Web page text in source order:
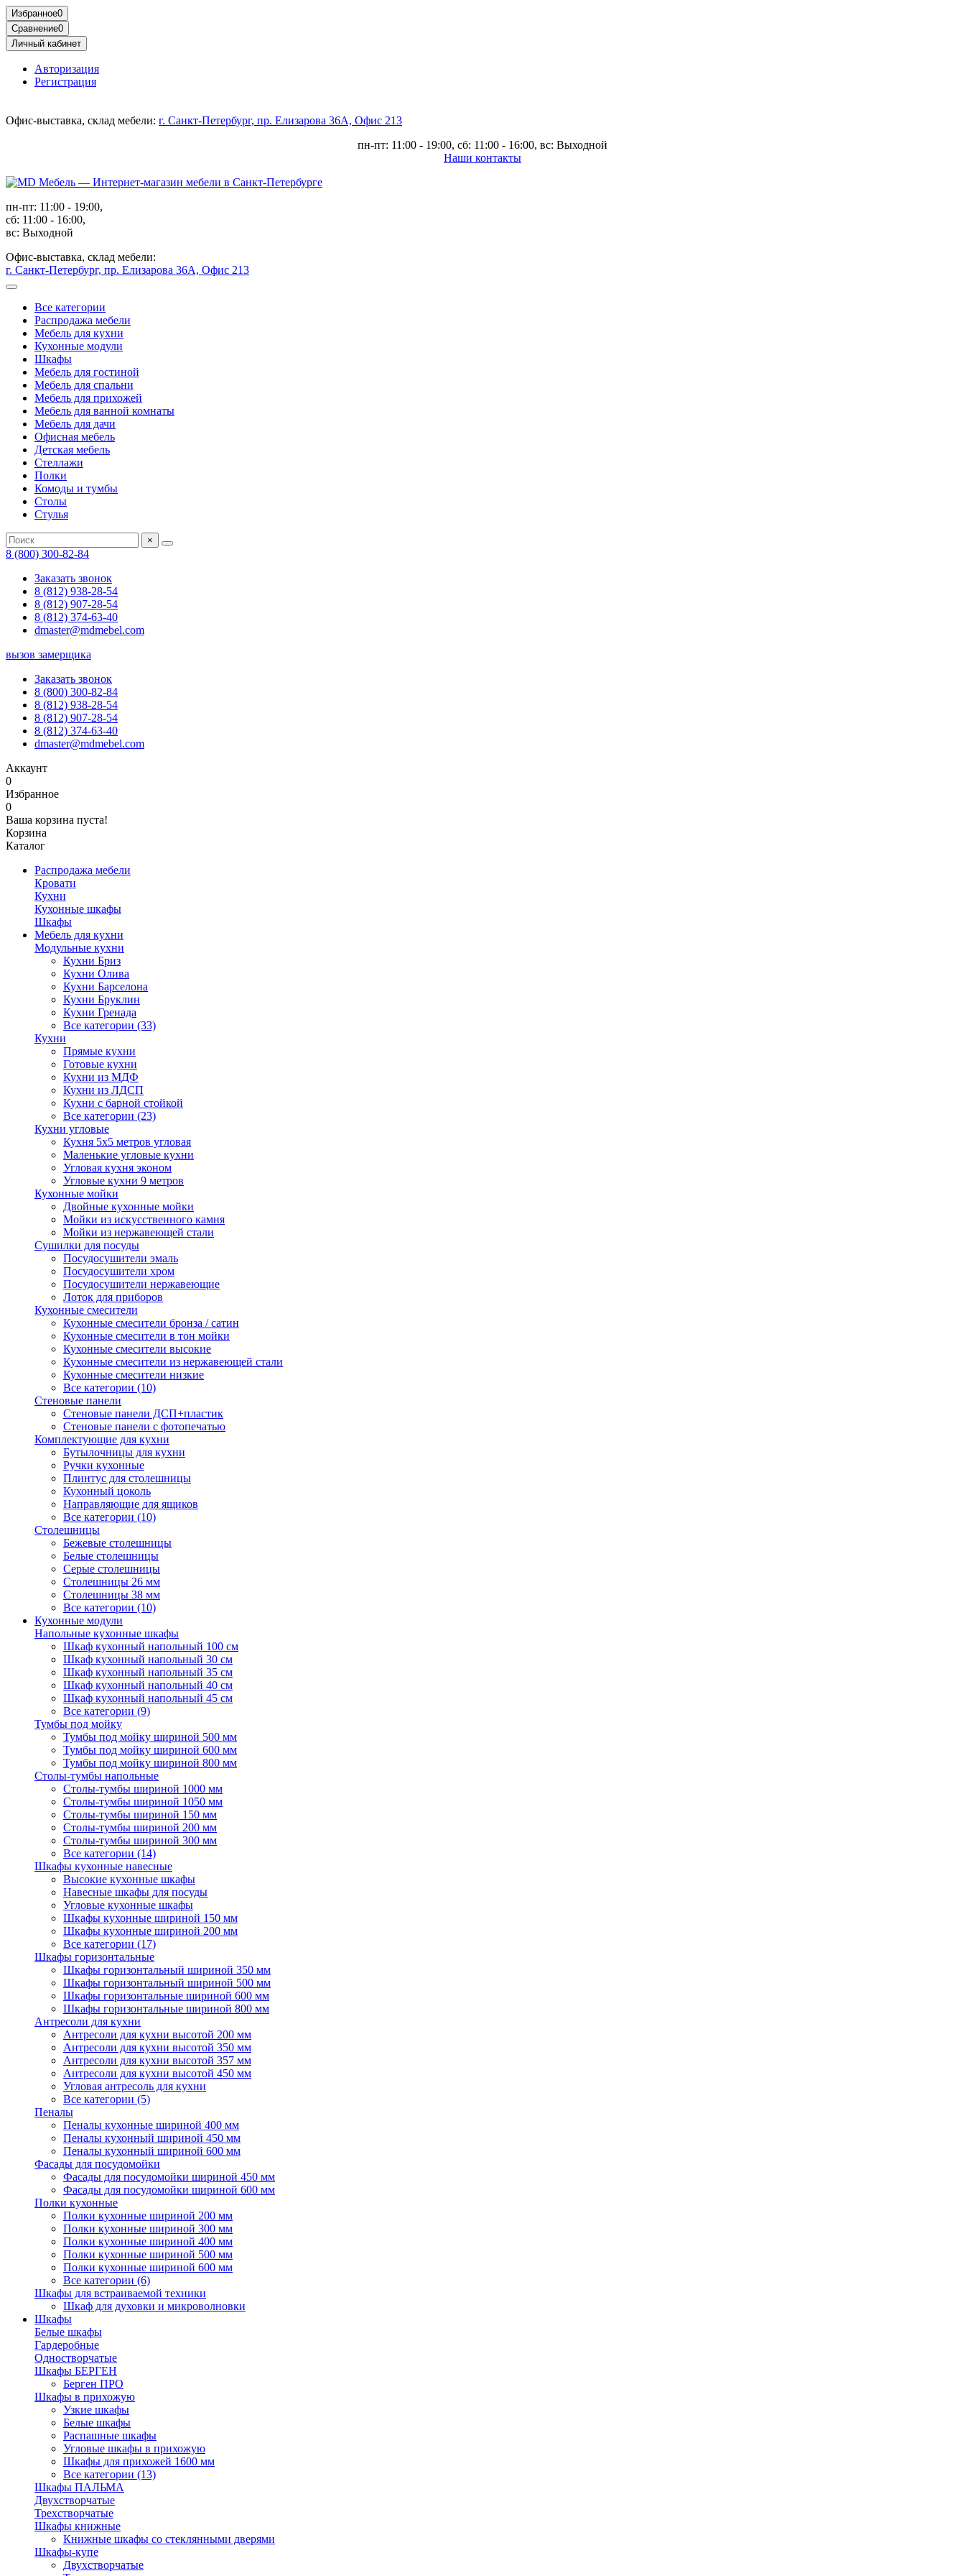
Избранное0
Сравнение0
Личный кабинет
Авторизация
Регистрация
Офис-выставка, склад мебели: г. Санкт-Петербург, пр. Елизарова 36А, Офис 213
пн-пт: 11:00 - 19:00, сб: 11:00 - 16:00, вс: Выходной
Наши контакты
пн-пт: 11:00 - 19:00,
сб: 11:00 - 16:00,
вс: Выходной
Офис-выставка, склад мебели:
г. Санкт-Петербург, пр. Елизарова 36А, Офис 213
Все категории
Распродажа мебели
Мебель для кухни
Кухонные модули
Шкафы
Мебель для гостиной
Мебель для спальни
Мебель для прихожей
Мебель для ванной комнаты
Мебель для дачи
Офисная мебель
Детская мебель
Стеллажи
Полки
Комоды и тумбы
Столы
Стулья
×
8 (800) 300-82-84
Заказать звонок
8 (812) 938-28-54
8 (812) 907-28-54
8 (812) 374-63-40
dmaster@mdmebel.com
вызов замерщика
Заказать звонок
8 (800) 300-82-84
8 (812) 938-28-54
8 (812) 907-28-54
8 (812) 374-63-40
dmaster@mdmebel.com
Аккаунт
0
Избранное
0
Ваша корзина пуста!
Корзина
Каталог
Распродажа мебели
Кровати
Кухни
Кухонные шкафы
Шкафы
Мебель для кухни
Модульные кухни
Кухни Бриз
Кухни Олива
Кухни Барселона
Кухни Бруклин
Кухни Гренада
Все категории (33)
Кухни
Прямые кухни
Готовые кухни
Кухни из МДФ
Кухни из ЛДСП
Кухни с барной стойкой
Все категории (23)
Кухни угловые
Кухня 5х5 метров угловая
Маленькие угловые кухни
Угловая кухня эконом
Угловые кухни 9 метров
Кухонные мойки
Двойные кухонные мойки
Мойки из искусственного камня
Мойки из нержавеющей стали
Сушилки для посуды
Посудосушители эмаль
Посудосушители хром
Посудосушители нержавеющие
Лоток для приборов
Кухонные смесители
Кухонные смесители бронза / сатин
Кухонные смесители в тон мойки
Кухонные смесители высокие
Кухонные смесители из нержавеющей стали
Кухонные смесители низкие
Все категории (10)
Стеновые панели
Стеновые панели ДСП+пластик
Стеновые панели с фотопечатью
Комплектующие для кухни
Бутылочницы для кухни
Ручки кухонные
Плинтус для столешницы
Кухонный цоколь
Направляющие для ящиков
Все категории (10)
Столешницы
Бежевые столешницы
Белые столешницы
Серые столешницы
Столешницы 26 мм
Столешницы 38 мм
Все категории (10)
Кухонные модули
Напольные кухонные шкафы
Шкаф кухонный напольный 100 см
Шкаф кухонный напольный 30 см
Шкаф кухонный напольный 35 см
Шкаф кухонный напольный 40 см
Шкаф кухонный напольный 45 см
Все категории (9)
Тумбы под мойку
Тумбы под мойку шириной 500 мм
Тумбы под мойку шириной 600 мм
Тумбы под мойку шириной 800 мм
Столы-тумбы напольные
Столы-тумбы шириной 1000 мм
Столы-тумбы шириной 1050 мм
Столы-тумбы шириной 150 мм
Столы-тумбы шириной 200 мм
Столы-тумбы шириной 300 мм
Все категории (14)
Шкафы кухонные навесные
Высокие кухонные шкафы
Навесные шкафы для посуды
Угловые кухонные шкафы
Шкафы кухонные шириной 150 мм
Шкафы кухонные шириной 200 мм
Все категории (17)
Шкафы горизонтальные
Шкафы горизонтальный шириной 350 мм
Шкафы горизонтальный шириной 500 мм
Шкафы горизонтальные шириной 600 мм
Шкафы горизонтальные шириной 800 мм
Антресоли для кухни
Антресоли для кухни высотой 200 мм
Антресоли для кухни высотой 350 мм
Антресоли для кухни высотой 357 мм
Антресоли для кухни высотой 450 мм
Угловая антресоль для кухни
Все категории (5)
Пеналы
Пеналы кухонные шириной 400 мм
Пеналы кухонный шириной 450 мм
Пеналы кухонный шириной 600 мм
Фасады для посудомойки
Фасады для посудомойки шириной 450 мм
Фасады для посудомойки шириной 600 мм
Полки кухонные
Полки кухонные шириной 200 мм
Полки кухонные шириной 300 мм
Полки кухонные шириной 400 мм
Полки кухонные шириной 500 мм
Полки кухонные шириной 600 мм
Все категории (6)
Шкафы для встраиваемой техники
Шкаф для духовки и микроволновки
Шкафы
Белые шкафы
Гардеробные
Одностворчатые
Шкафы БЕРГЕН
Берген ПРО
Шкафы в прихожую
Узкие шкафы
Белые шкафы
Распашные шкафы
Угловые шкафы в прихожую
Шкафы для прихожей 1600 мм
Все категории (13)
Шкафы ПАЛЬМА
Двухстворчатые
Трехстворчатые
Шкафы книжные
Книжные шкафы со стеклянными дверями
Шкафы-купе
Двухстворчатые